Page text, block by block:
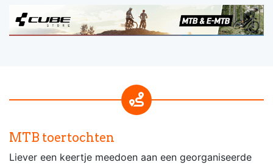
MTB toertochten
Liever een keertje meedoen aan een georganiseerde